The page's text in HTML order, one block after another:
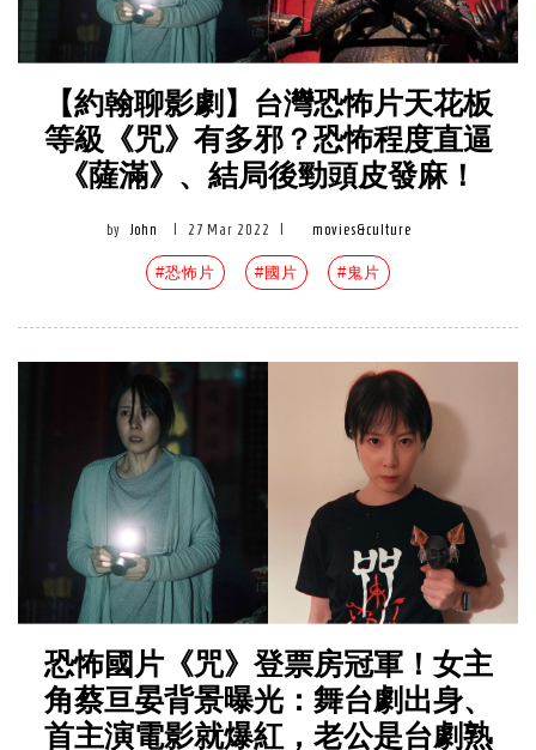
【約翰聊影劇】台灣恐怖片天花板
等級《咒》有多邪？恐怖程度直逼
《薩滿》、結局後勁頭皮發麻！
by John 27 Mar 2022 movies&culture
#恐怖片 #國片 #鬼片
恐怖國片《咒》登票房冠軍！女主
角蔡亘晏背景曝光：舞台劇出身、
首主演電影就爆紅，老公是台劇熟